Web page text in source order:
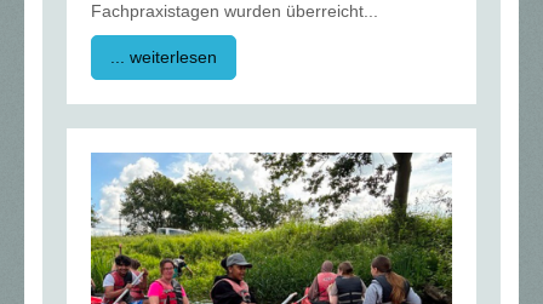
Fachpraxistagen wurden überreicht...
... weiterlesen